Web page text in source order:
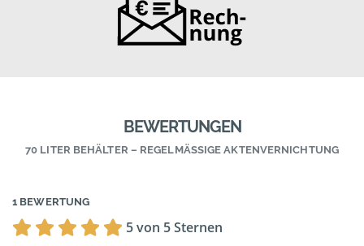
BEWERTUNGEN
70 LITER BEHÄLTER – REGELMÄSSIGE AKTENVERNICHTUNG
1 BEWERTUNG
5 von 5 Sternen